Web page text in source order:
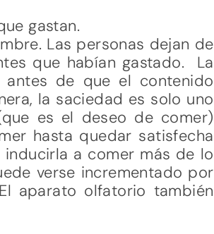
gastan.
Las personas dejan de
que habían gastado. La
de que el contenido
la saciedad es solo uno
es el deseo de comer)
hasta quedar satisfecha
a comer más de lo
verse incrementado por
aparato olfatorio también